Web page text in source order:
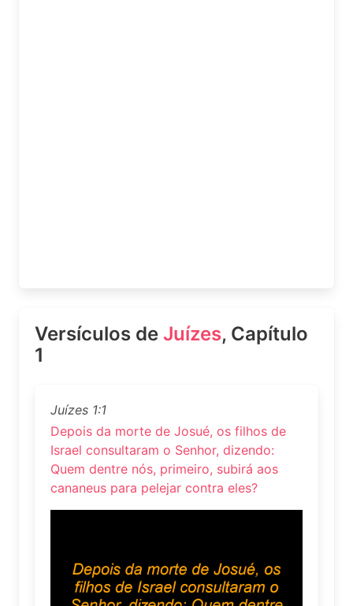
Versículos de Juízes, Capítulo
1
Juízes 1:1
Depois da morte de Josué, os filhos de
Israel consultaram o Senhor, dizendo:
Quem dentre nós, primeiro, subirá aos
cananeus para pelejar contra eles?